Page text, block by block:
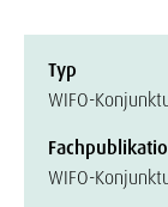
Typ
WIFO-
WIFO-